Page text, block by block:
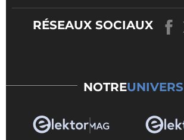
RÉSEAUX SOCIAUX
NOTREUNIVERS